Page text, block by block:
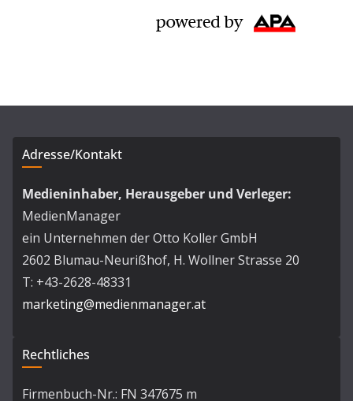
Adresse/Kontakt
Medieninhaber, Herausgeber und Verleger:
MedienManager
ein Unternehmen der Otto Koller GmbH
2602 Blumau-Neurißhof, H. Wollner Strasse 20
T: +43-2628-48331
marketing@medienmanager.at
Rechtliches
Firmenbuch-Nr.: FN 347675 m